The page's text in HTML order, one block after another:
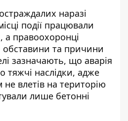
наразі
події працювали
а правоохоронці
обставини та причини
зазначають, що аварія
тяжчі наслідки, адже
влетів на територію
лише бетонні